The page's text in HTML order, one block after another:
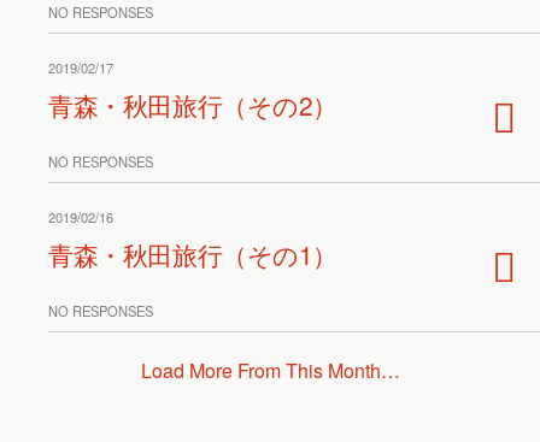
NO RESPONSES
2019/02/17
青森・秋田旅行（その2）
NO RESPONSES
2019/02/16
青森・秋田旅行（その1）
NO RESPONSES
Load More From This Month…